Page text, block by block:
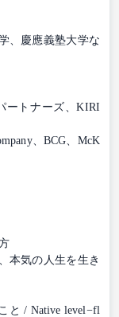
、慶應義塾⼤学な
ートナーズ、KIRI
、BCG、McK
本気の⼈⽣を⽣き
と / Native level−fl